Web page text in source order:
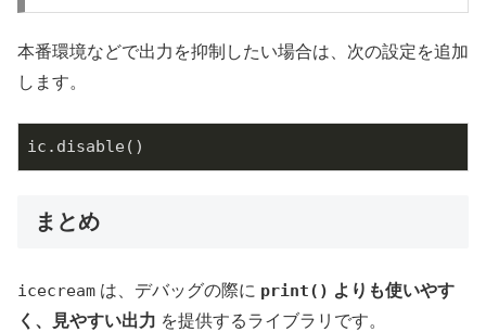
本番環境などで出力を抑制したい場合は、次の設定を追加
します。
ic.disable()
まとめ
icecream は、デバッグの際に print() よりも使いやす
く、見やすい出力 を提供するライブラリです。